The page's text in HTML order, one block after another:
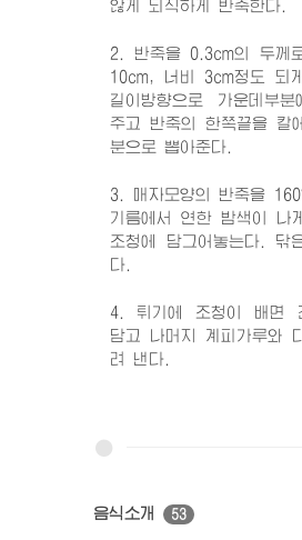
않게 되직하게 반죽한다.
2. 반죽을 0.3cm의 두께
10cm, 너비 3cm정도 되
길이방향으로 가운데부
주고 반죽의 한쪽끝을 칼
분으로 뽑아준다.
3. 매자모양의 반죽을
기름에서 연한 밤색이 나
조청에 담그어놓는다. 닦
다.
4. 튀기에 조청이 배면
담고 나머지 계피가루와
려 낸다.
음식소개 53